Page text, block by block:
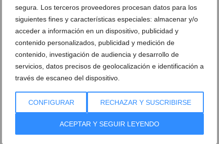
segura. Los terceros proveedores procesan datos para los
siguientes fines y características especiales: almacenar y/o
acceder a información en un dispositivo, publicidad y
contenido personalizados, publicidad y medición de
contenido, investigación de audiencia y desarrollo de
servicios, datos precisos de geolocalización e identificación a
través de escaneo del dispositivo.
CONFIGURAR RECHAZAR Y SUSCRIBIRSE
ACEPTAR Y SEGUIR LEYENDO
Ver sorteos